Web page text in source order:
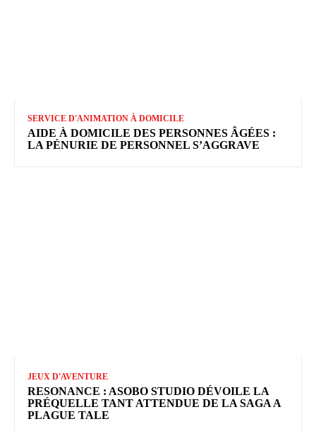
SERVICE D'ANIMATION À DOMICILE
AIDE À DOMICILE DES PERSONNES ÂGÉES :
LA PÉNURIE DE PERSONNEL S’AGGRAVE
JEUX D'AVENTURE
RESONANCE : ASOBO STUDIO DÉVOILE LA
PRÉQUELLE TANT ATTENDUE DE LA SAGA A
PLAGUE TALE